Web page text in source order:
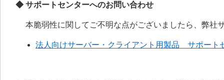
◆ サポートセンターへのお問い合わせ
本脆弱性に関してご不明な点がございましたら、弊社
法人向けサーバー・クライアント用製品 サポート